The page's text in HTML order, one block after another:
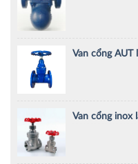
Van cổng
Van cổng inox